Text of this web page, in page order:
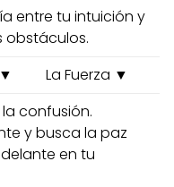
entre tu intuición y
obstáculos.
La Fuerza ▼
confusión.
y busca la paz
en tu